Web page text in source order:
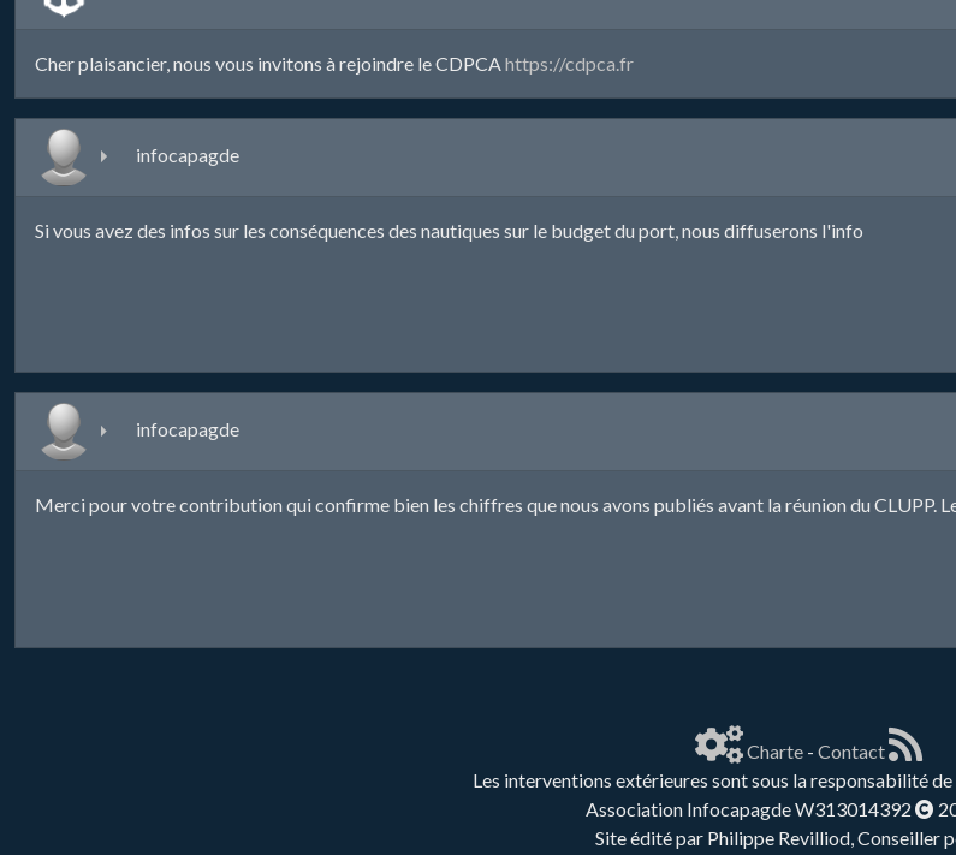
Cher plaisancier, nous vous invitons à rejoindre le CDPCA https://cdpca.fr
infocapagde
Si vous avez des infos sur les conséquences des nautiques sur le budget du port, nous diffuserons l'info
infocapagde
Merci pour votre contribution qui confirme bien les chiffres que nous avons publiés avant la réunion du CLUPP.
Charte- Contact
Les interventions extérieures sont sous la responsabilité
Association Infocapagde W313014392
Site édité par Philippe Revilliod, Conseiller